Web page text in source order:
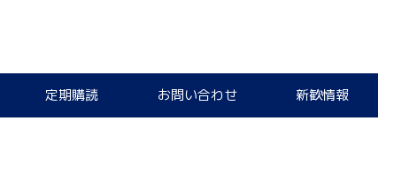
定期購読 お問い合わせ 新歓情報